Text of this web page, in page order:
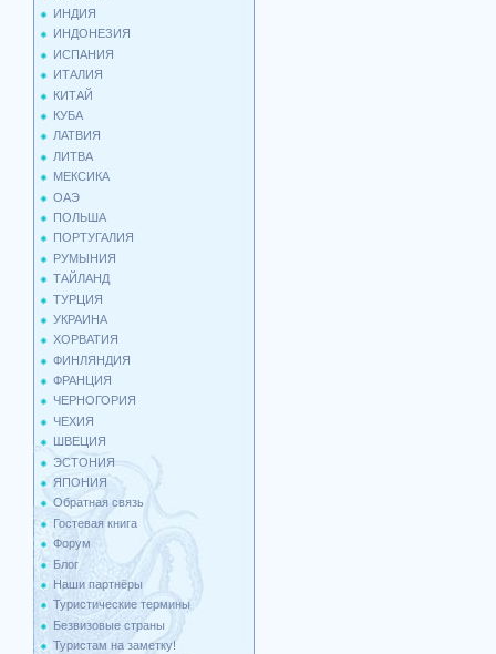
ИНДИЯ
ИНДОНЕЗИЯ
ИСПАНИЯ
ИТАЛИЯ
КИТАЙ
КУБА
ЛАТВИЯ
ЛИТВА
МЕКСИКА
ОАЭ
ПОЛЬША
ПОРТУГАЛИЯ
РУМЫНИЯ
ТАЙЛАНД
ТУРЦИЯ
УКРАИНА
ХОРВАТИЯ
ФИНЛЯНДИЯ
ФРАНЦИЯ
ЧЕРНОГОРИЯ
ЧЕХИЯ
ШВЕЦИЯ
ЭСТОНИЯ
ЯПОНИЯ
Обратная связь
Гостевая книга
Форум
Блог
Наши партнёры
Туристические термины
Безвизовые страны
Туристам на заметку!